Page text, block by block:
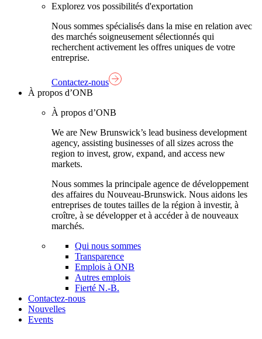
Explorez vos possibilités d'exportation
Nous sommes spécialisés dans la mise en relation avec
des marchés soigneusement sélectionnés qui
recherchent activement les offres uniques de votre
entreprise.
Contactez-nous
À propos d’ONB
À propos d’ONB
We are New Brunswick’s lead business development
agency, assisting businesses of all sizes across the
region to invest, grow, expand, and access new
markets.
Nous sommes la principale agence de développement
des affaires du Nouveau-Brunswick. Nous aidons les
entreprises de toutes tailles de la région à investir, à
croître, à se développer et à accéder à de nouveaux
marchés.
Qui nous sommes
Transparence
Emplois à ONB
Autres emplois
Fierté N.-B.
Contactez-nous
Nouvelles
Events